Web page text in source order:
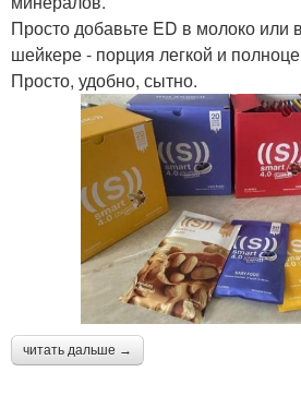
Просто добавьте ED в молоко или
шейкере - порция легкой и
Просто, удобно, сытно.
читать дальше →